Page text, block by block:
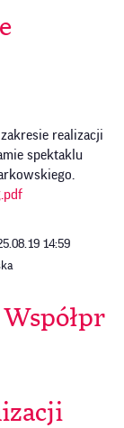
realizacji
spektaklu
14:59